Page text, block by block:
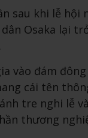
sau khi lễ hội
Osaka lại
vào đám
cái tên
tre nghi lễ
thương